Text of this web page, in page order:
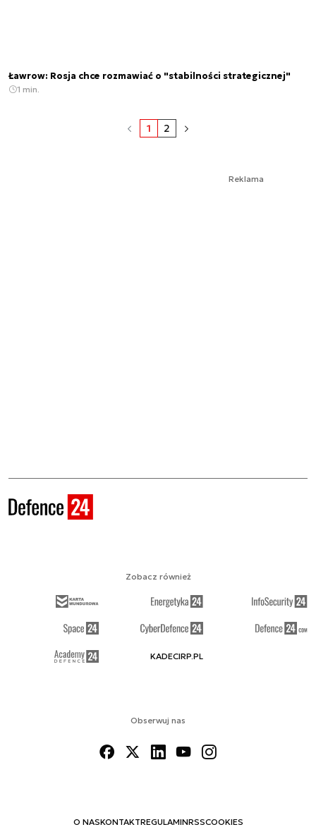
Ławrow: Rosja chce rozmawiać o "stabilności strategicznej"
1 min.
1 2
Reklama
Obserwuj nas
O NASKONTAKTREGULAMINRSSCOOKIES
Zobacz również
KADECIRP.PL